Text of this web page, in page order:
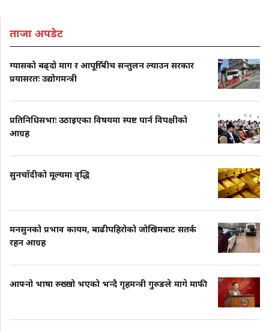
ताजा अपडेट
ग्यासको बढ्दो माग र आपूर्तिबीच सन्तुलन ल्याउन सरकार
प्रयासरतः उद्योगमन्त्री
प्रतिनिधिसभाः उठाइएका विषयमा स्पष्ट पार्न विपक्षीको
आग्रह
सुनचाँदीको मूल्यमा वृद्धि
मनसुनको प्रभाव कायम, बाढीपहिरोको जोखिमबाट सतर्क
रहन आग्रह
आफ्नो भाषा रुख्खो भएको भन्दै गृहमन्त्री गुरुङले मागे माफी